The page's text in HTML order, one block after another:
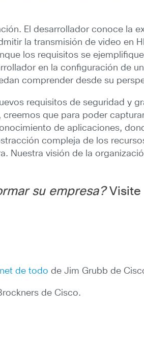
El desarrollador conoce la
la transmisión de video en
los requisitos se
en la configuración de
comprender desde su
requisitos de seguridad y
que para poder
de aplicaciones,
compleja de los
Nuestra visión de la
su empresa?Visite
de todo de Jim Grubb de
de Cisco.